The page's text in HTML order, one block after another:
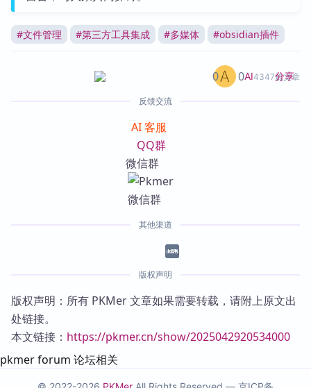
#文件管理 #第三方工具集成 #多媒体 #obsidian插件
AI4347篇文章
0 0 分享
反馈交流
AI 客服
QQ群
微信群
其他渠道
版权声明
版权声明：所有 PKMer 文章如果需要转载，请附上原文出
处链接。
本文链接： https://pkmer.cn/show/2025042920534000
pkmer forum 论坛相关